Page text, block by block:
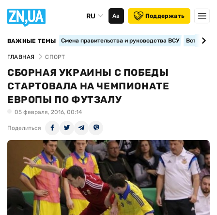
RU Аа Поддержать
ВАЖНЫЕ ТЕМЫ Смена правительства и руководства ВСУ
ГЛАВНАЯ СПОРТ
СБОРНАЯ УКРАИНЫ С ПОБЕДЫ
СТАРТОВАЛА НА ЧЕМПИОНАТЕ
ЕВРОПЫ ПО ФУТЗАЛУ
05 февраля, 2016, 00:14
Поделиться